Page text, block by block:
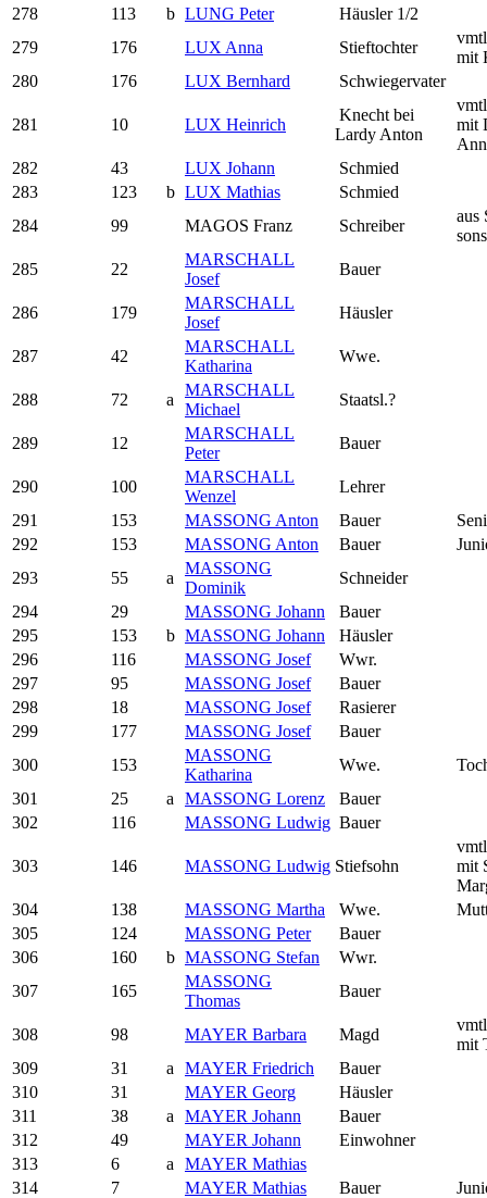
278
113 b LUNG Peter
Häusler 1/2
279
176 LUX Anna Stieftochter
mit
280
176 LUX Bernhard Schwiegervater
281 10 LUX Heinrich
Knecht bei
Lardy Anton
mit
282
43 LUX Johann
Schmied
283
123 b LUX Mathias
Schmied
284
99 MAGOS Franz Schreiber
aus
285
22
MARSCHALL
Josef
Bauer
286 179
MARSCHALL
Josef
Häusler
287 42
MARSCHALL
Katharina
Wwe.
288 72 a
MARSCHALL
Michael
Staatsl.?
289 12
MARSCHALL
Peter
Bauer
290 100
MARSCHALL
Wenzel
Lehrer
291
153 MASSONG Anton Bauer
292
153 MASSONG Anton Bauer
293
55 a
MASSONG
Dominik
Schneider
294
29 MASSONG Johann
Bauer
295
153 b MASSONG Johann
Häusler
296
116 MASSONG Josef
Wwr.
297
95 MASSONG Josef
Bauer
298
18 MASSONG Josef
Rasierer
299
177 MASSONG Josef
Bauer
300
153
MASSONG
Katharina
Wwe.
301
25 a MASSONG Lorenz
Bauer
302
116 MASSONG Ludwig Bauer
303 146 MASSONG Ludwig Stiefsohn
mit
304
138 MASSONG Martha Wwe.
305
124 MASSONG Peter
Bauer
306
160 b MASSONG Stefan
Wwr.
307
165
MASSONG
Thomas
Bauer
308 98 MAYER Barbara Magd
mit
309
31 a MAYER Friedrich
Bauer
310
31 MAYER Georg
Häusler
311
38 a MAYER Johann
Bauer
312
49 MAYER Johann
Einwohner
313
6 a
MAYER Mathias
314
7 MAYER Mathias Bauer